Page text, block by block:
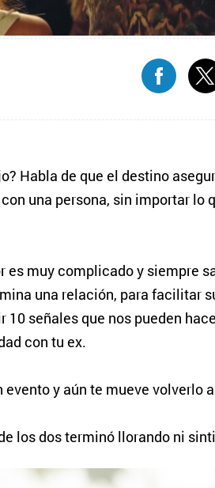
Habla de que el destino
una persona, sin importar lo
es muy complicado y siempre
una relación, para facilitar
señales que nos pueden
con tu ex.
evento y aún te mueve volverlo
los dos terminó llorando ni